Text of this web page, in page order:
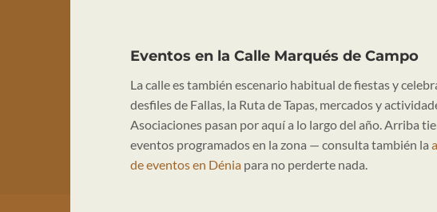
Eventos en la Calle Marqués de Campo
La calle es también escenario habitual de fiestas y
desfiles de Fallas, la Ruta de Tapas, mercados y
Asociaciones pasan por aquí a lo largo del año. Arriba
eventos programados en la zona — consulta también la
de eventos en Dénia para no perderte nada.